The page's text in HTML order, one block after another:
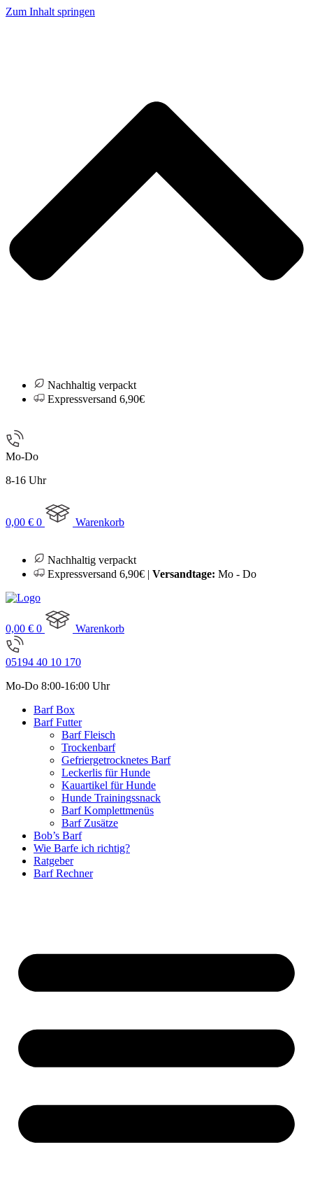
Zum Inhalt springen
Nachhaltig verpackt
Expressversand 6,90€
Mo-Do
8-16 Uhr
0,00 € 0 Warenkorb
Nachhaltig verpackt
Expressversand 6,90€ | Versandtage: Mo - Do
0,00 € 0 Warenkorb
05194 40 10 170
Mo-Do 8:00-16:00 Uhr
Barf Box
Barf Futter
Barf Fleisch
Trockenbarf
Gefriergetrocknetes Barf
Leckerlis für Hunde
Kauartikel für Hunde
Hunde Trainingssnack
Barf Komplettmenüs
Barf Zusätze
Bob’s Barf
Wie Barfe ich richtig?
Ratgeber
Barf Rechner